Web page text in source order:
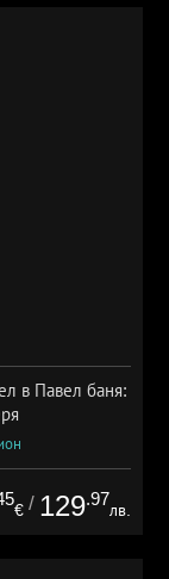
в Павел баня:
€ / 129.97
лв.